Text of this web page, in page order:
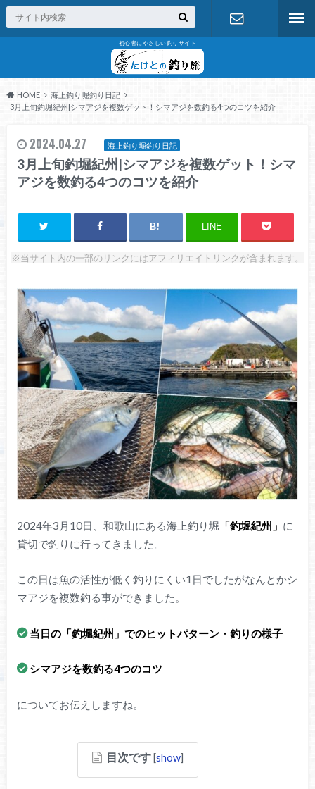
初心者にやさしい釣りサイト
HOME
海上釣り堀釣り日記
3月上旬釣堀紀州|シマアジを複数ゲット！シマアジを数釣る4つのコツを紹介
2024.04.27 海上釣り堀釣り日記
3月上旬釣堀紀州|シマアジを複数ゲット！シマ
アジを数釣る4つのコツを紹介
LINE
※当サイト内の一部のリンクにはアフィリエイトリンクが含まれます。
2024年3月10日、和歌山にある海上釣り堀 「釣堀紀州」 に
貸切で釣りに行ってきました。
この日は魚の活性が低く釣りにくい1日でしたがなんとかシ
マアジを複数釣る事ができました。
当日の「釣堀紀州」でのヒットパターン・釣りの様子
シマアジを数釣る4つのコツ
についてお伝えしますね。
目次です [show]